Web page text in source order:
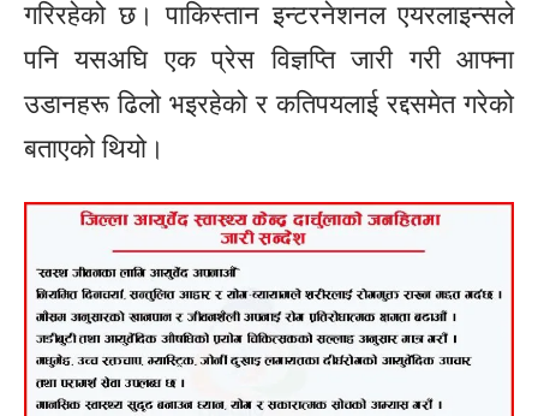
गरिरहेको छ। पाकिस्तान इन्टरनेशनल एयरलाइन्सले
पनि यसअघि एक प्रेस विज्ञप्ति जारी गरी आफ्ना
उडानहरू ढिलो भइरहेको र कतिपयलाई रद्दसमेत गरेको
बताएको थियो।